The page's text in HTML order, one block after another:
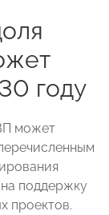
году
может
поддержку
проектов.